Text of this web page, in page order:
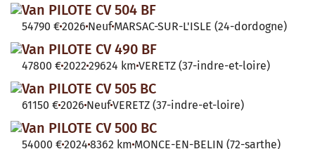
Van PILOTE CV 504 BF
54790 €2026 Neuf MARSAC-SUR-L'ISLE (24-dordogne)
Van PILOTE CV 490 BF
47800 €2022 29624 km VERETZ (37-indre-et-loire)
Van PILOTE CV 505 BC
61150 €2026 NeufVERETZ (37-indre-et-loire)
Van PILOTE CV 500 BC
54000 €2024 8362 km MONCE-EN-BELIN (72-sarthe)